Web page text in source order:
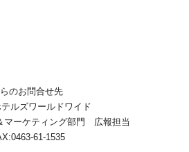
のお問合せ先
ルズワールドワイド
マーケティング部門 広報担当
61-1535